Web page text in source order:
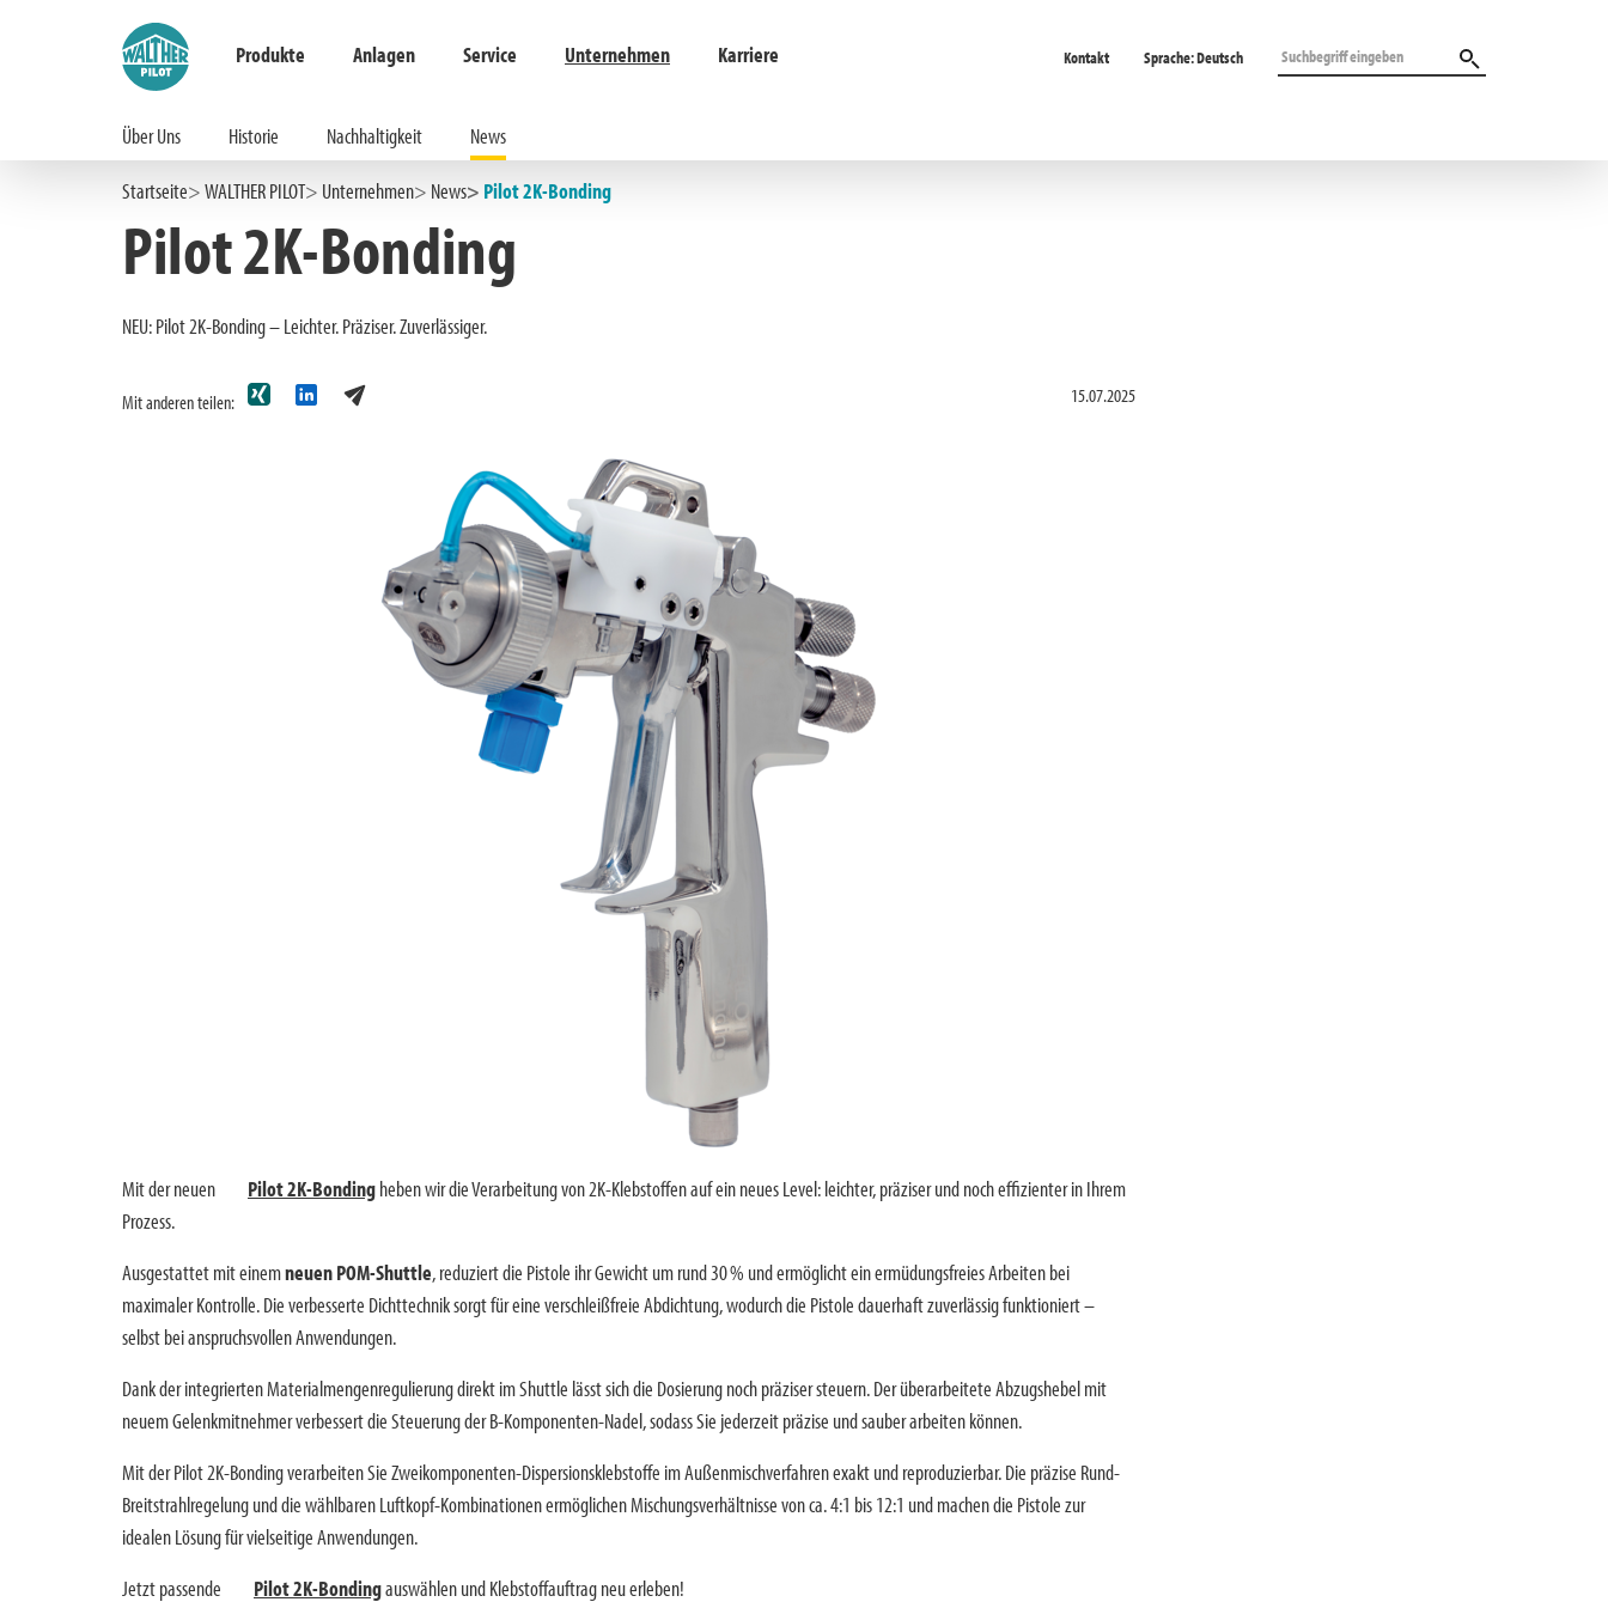
Hauptinhalt springen
Zur Suche springen
Zur Hauptnavigation springen
Produkte Anlagen Service Unternehmen Karriere Kontakt Sprache:Deutsch
Über Uns Historie Nachhaltigkeit
News
Startseite
WALTHER PILOT Unternehmen News Pilot 2K-Bonding
Pilot 2K-Bonding
NEU: Pilot 2K-Bonding – Leichter. Präziser. Zuverlässiger.
Mit anderen teilen: 15.07.2025
Mit der neuen Pilot 2K-Bondingheben wir die Verarbeitung von 2K-Klebstoffen auf ein neues Level: leichter, präziser und noch effizienter in Ihrem
Prozess.
Ausgestattet mit einemneuen POM-Shuttle, reduziert die Pistole ihr Gewicht um rund 30 % und ermöglicht ein ermüdungsfreies Arbeiten bei
maximaler Kontrolle. Die verbesserte Dichttechnik sorgt für eine verschleißfreie Abdichtung, wodurch die Pistole dauerhaft zuverlässig funktioniert –
selbst bei anspruchsvollen Anwendungen.
Dank der integrierten Materialmengenregulierung direkt im Shuttle lässt sich die Dosierung noch präziser steuern. Der überarbeitete Abzugshebel mit
neuem Gelenkmitnehmer verbessert die Steuerung der B-Komponenten-Nadel, sodass Sie jederzeit präzise und sauber arbeiten können.
Mit der Pilot 2K-Bonding verarbeiten Sie Zweikomponenten-Dispersionsklebstoffe im Außenmischverfahren exakt und reproduzierbar. Die präzise Rund-
Breitstrahlregelung und die wählbaren Luftkopf-Kombinationen ermöglichen Mischungsverhältnisse von ca. 4:1 bis 12:1 und machen die Pistole zur
idealen Lösung für vielseitige Anwendungen.
Jetzt passende
Pilot 2K-Bondingauswählen und Klebstoffauftrag neu erleben!